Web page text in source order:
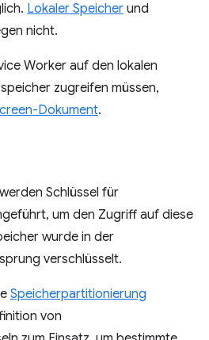
Lokaler Speicher und
nicht.
Worker auf den lokalen
zugreifen müssen,
Dokument.
Schlüssel für
um den Zugriff auf diese
wurde in der
verschlüsselt.
Speicherpartitionierung
von